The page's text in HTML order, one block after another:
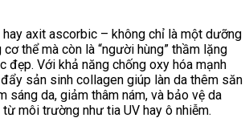
axit ascorbic – không chỉ là một dưỡng
thể mà còn là “người hùng” thầm lặng
đẹp. Với khả năng chống oxy hóa mạnh
sản sinh collagen giúp làn da thêm săn
sáng da, giảm thâm nám, và bảo vệ da
môi trường như tia UV hay ô nhiễm.